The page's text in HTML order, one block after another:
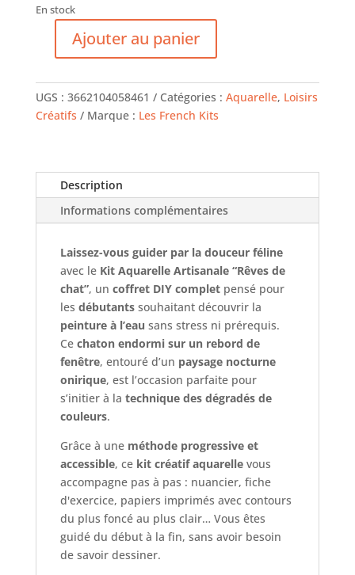
En stock
quantité
Aquarelle
Artisanale
Rêves
–
FRENCH'KITS
Ajouter au panier
UGS : 3662104058461 Catégories : Aquarelle, Loisirs
Créatifs
Marque : Les French Kits
Description
Informations complémentaires
Laissez-vous guider par la douceur féline
avec le Kit Aquarelle Artisanale “Rêves de
chat”, un coffret DIY completpensé pour
les débutantssouhaitant découvrir la
peinture à l’eau sans stress ni prérequis.
Ce chaton endormi sur un rebord de
fenêtre, entouré d’un paysage nocturne
onirique, est l’occasion parfaite pour
s’initier à la technique des dégradés de
couleurs.
Grâce à une méthode progressive et
accessible, ce kit créatif aquarellevous
accompagne pas à pas : nuancier, fiche
d'exercice, papiers imprimés avec contours
du plus foncé au plus clair… Vous êtes
guidé du début à la fin, sans avoir besoin
de savoir dessiner.